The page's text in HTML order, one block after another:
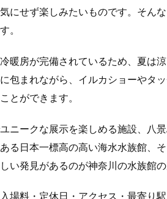
にせず楽しみたいものです。そん
。
暖房が完備されているため、夏は
包まれながら、イルカショーやタ
とができます。
ニークな展示を楽しめる施設、八
る日本一標高の高い海水水族館、
発見があるのが神奈川の水族館の
場料・定休日・アクセス・最寄り